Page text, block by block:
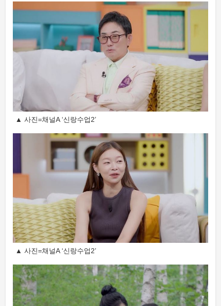
▲ 사진=채널A ‘신랑수업2’
▲ 사진=채널A ‘신랑수업2’